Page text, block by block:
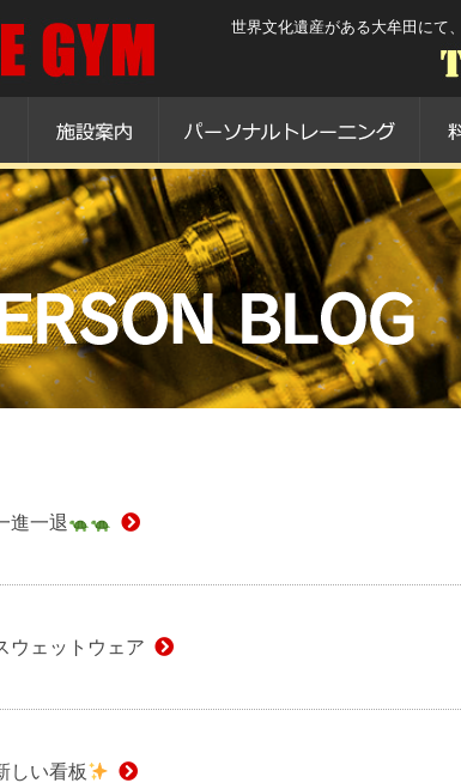
世界文化遺産がある大牟田にて
進一退
ウェットウェア
しい看板